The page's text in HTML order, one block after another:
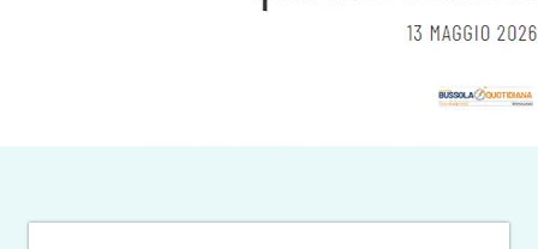
Hantavirus, lo Scopritore: Fare un Vaccino per Questo è